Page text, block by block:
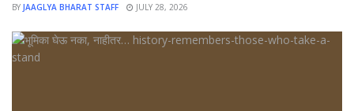
BY JAAGLYA BHARAT STAFF JULY 28, 2026